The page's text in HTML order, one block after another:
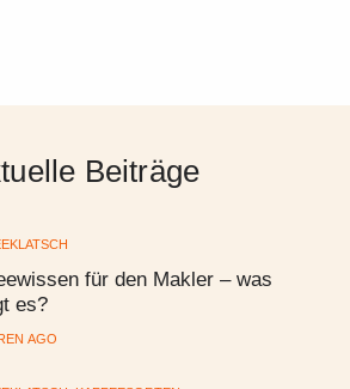
Beiträge
für den Makler – was
es?
AGO